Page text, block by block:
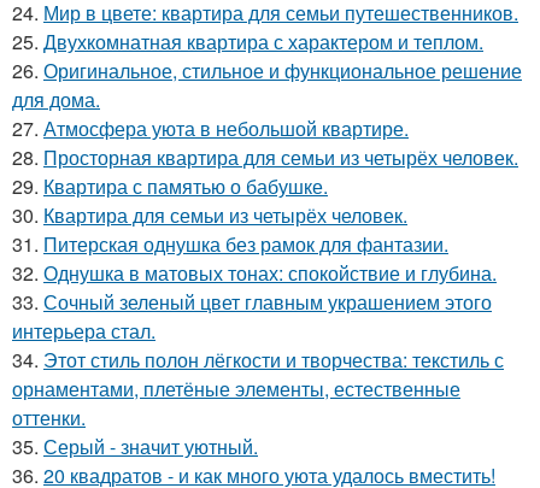
24. Мир в цвете: квартира для семьи путешественников.
25. Двухкомнатная квартира с характером и теплом.
26. Оригинальное, стильное и функциональное решение
для дома.
27. Атмосфера уюта в небольшой квартире.
28. Просторная квартира для семьи из четырёх человек.
29. Квартира с памятью о бабушке.
30. Квартира для семьи из четырёх человек.
31. Питерская однушка без рамок для фантазии.
32. Однушка в матовых тонах: спокойствие и глубина.
33. Сочный зеленый цвет главным украшением этого
интерьера стал.
34. Этот стиль полон лёгкости и творчества: текстиль с
орнаментами, плетёные элементы, естественные
оттенки.
35. Серый - значит уютный.
36. 20 квадратов - и как много уюта удалось вместить!